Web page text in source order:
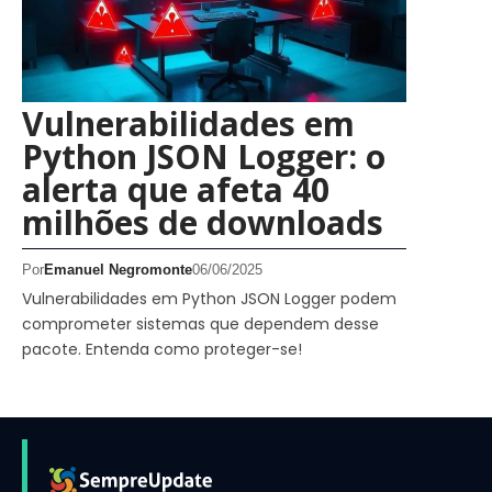
Vulnerabilidades em
Python JSON Logger: o
alerta que afeta 40
milhões de downloads
PorEmanuel Negromonte06/06/2025
Vulnerabilidades em Python JSON Logger podem
comprometer sistemas que dependem desse
pacote. Entenda como proteger-se!